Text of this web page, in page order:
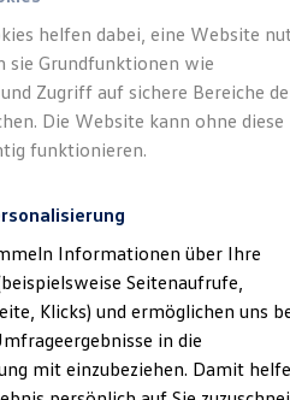
Leasing
Leasing
Anzahlung
Schlussrate
Garantien
bei Volkswagen
Der
helfen dabei, eine Website
sie Grundfunktionen wie
Zugriff auf sichere Bereiche
Die Website kann ohne diese
funktionieren.
Informationen über Ihre
Seitenaufrufe,
Klicks) und ermöglichen uns
in die
mit einzubeziehen. Damit